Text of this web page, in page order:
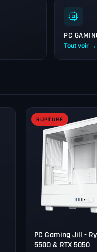
PC
Tout voir →
RUPTURE
PC Gaming Jill -
5500 & RTX 5050